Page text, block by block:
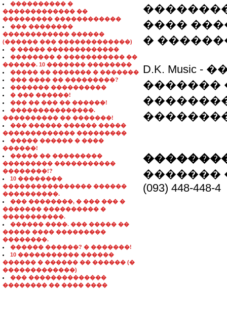
���������� �
������������� ��
��������� ������������
��� ��������
������������ ������
(������ ��� �������������)
� ����� �������������
�������� � ����������� ��
������. 10 ������� ��������
����� �� ������� � �������
��� ���� �� ���������?
������� ����������
� ��� ������!
��� �� ��� �� ������!
���������������.
���������� �� �������!
��� ������ ������ �����
������������� ���������
����� ������ � ����
������!
����� �� ���������
��������� �����������
��������!?
10 ��������
���������������� ������
����������.
��� ��������, � ��� ��� �
������� ���������� �
�����������.
������ ����. ��� ����� ��
����� ���� ���������
��������.
������ ������? � �������!
10 ����������� ������
������ � ������ �� ������ (�
�������������)
��� ��������������
�������� �� ���� ����
����
�
D.K.
�������
�������
(093) 448-448-4